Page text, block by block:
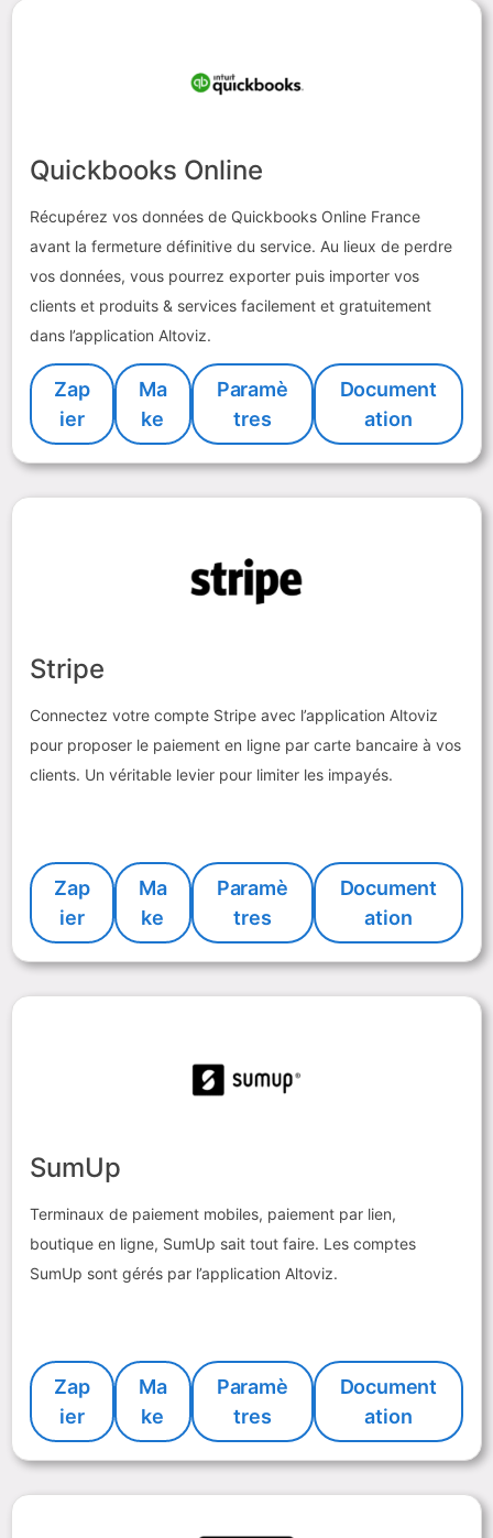
Quickbooks Online
Récupérez vos données de Quickbooks Online France
avant la fermeture définitive du service. Au lieux de perdre
vos données, vous pourrez exporter puis importer vos
clients et produits & services facilement et gratuitement
dans l’application Altoviz.
Zap
ier
Ma
ke
Paramè
tres
Document
ation
Stripe
Connectez votre compte Stripe avec l’application Altoviz
pour proposer le paiement en ligne par carte bancaire à vos
clients. Un véritable levier pour limiter les impayés.
Zap
ier
Ma
ke
Paramè
tres
Document
ation
SumUp
Terminaux de paiement mobiles, paiement par lien,
boutique en ligne, SumUp sait tout faire. Les comptes
SumUp sont gérés par l’application Altoviz.
Zap
ier
Ma
ke
Paramè
tres
Document
ation